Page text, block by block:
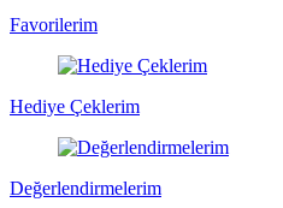
Favorilerim
Hediye Çeklerim
Değerlendirmelerim